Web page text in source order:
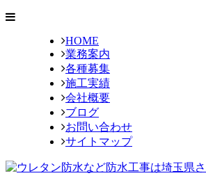
HOME
業務案内
各種募集
施工実績
会社概要
ブログ
お問い合わせ
サイトマップ